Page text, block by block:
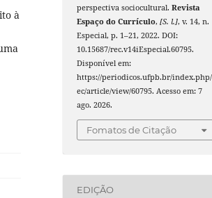
à
perspectiva sociocultural.Revista
Espaço do Currículo,[S. l.], v. 14, n.
Especial, p. 1–21, 2022. DOI:
10.15687/rec.v14iEspecial.60795.
Disponível em:
https://periodicos.ufpb.br/
ec/article/view/60795. Acesso em: 7
ago. 2026.
Fomatos de Citação
EDIÇÃO